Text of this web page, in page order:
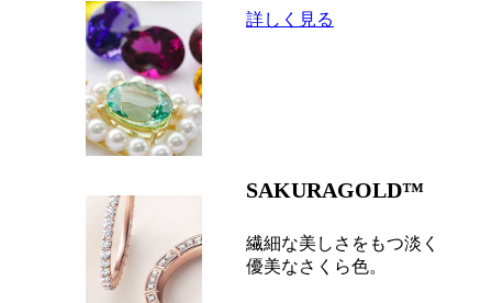
詳しく見る
SAKURAGOLD™
繊細な美しさをもつ淡く
優美なさくら色。